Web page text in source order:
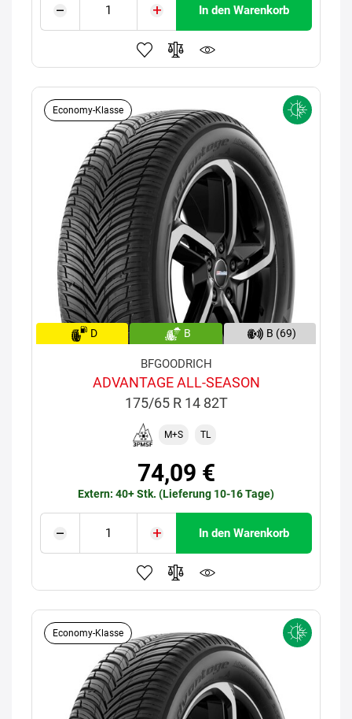
In den Warenkorb
Economy-Klasse
D B B (69)
BFGOODRICH
ADVANTAGE ALL-SEASON
175/65 R 14 82T
M+S TL
74,09 €
Extern: 40+ Stk. (Lieferung 10-16 Tage)
In den Warenkorb
Economy-Klasse